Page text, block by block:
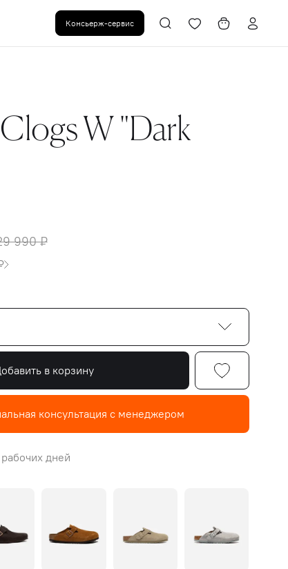
Консьерж-сервис
W "Dark
990 ₽
в корзину
консультация с менеджером
дней